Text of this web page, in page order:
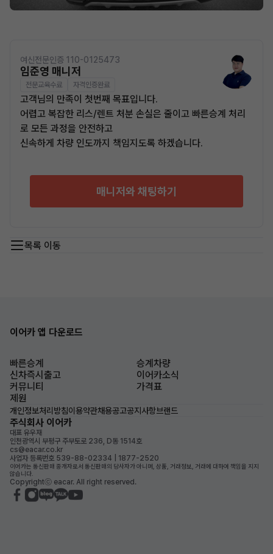
여신전문인증 110-0125473
임준영 매니저
전문교육수료 자격인증완료
고객님의 만족이 첫번째 목표입니다.
어렵고 복잡한 리스/렌트 처분 손실은 줄이고 빠른승계 처리
로 모든 과정을 안전하고
신속하게 차량 인도까지 책임지도록 하겠습니다.
매니저와 채팅하기
목록 이동
이어카 앱 다운로드
빠른승계
승계차량
신차즉시출고
이어카소식
커뮤니티
가격표
제원
개인정보처리방침이용약관채용공고공지사항브랜드
주식회사 이어카
대표 유우재
인천광역시 부평구 주부토로 236, D동 1514호
cs@eacar.co.kr
사업자 등록번호 539-88-02334 | 1877-2520
이어카는 통신판매 중개자로서 통신판매의 당사자가 아니며, 상품, 거래정보, 거래에 대하여 책임을 지지
않습니다.
Copyrightⓒ eacar. All right reserved.